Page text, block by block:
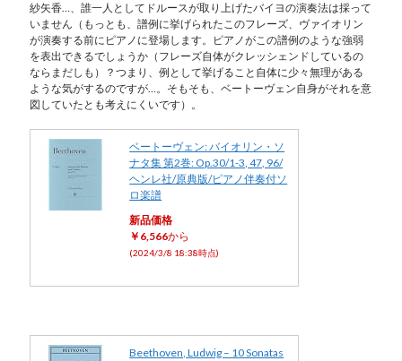
紗矢香…、誰一人としてドルースが取り上げたバイヨの演奏法は採って
いません（もっとも、譜例に挙げられたこのフレーズ、ヴァイオリン
が演奏する前にピアノに登場します。ピアノがこの譜例のような強弱
を表出できるでしょうか（フレーズ自体がクレッシェンドしているの
ならまだしも）？つまり、例として挙げること自体に少々無理がある
ような気がするのですが…。そもそも、ベートーヴェン自身がそれを意
図していたとも考えにくいです）。
ベートーヴェン: バイオリン・ソ
ナタ集 第2巻: Op.30/1-3, 47, 96/
ヘンレ社/原典版/ピアノ伴奏付ソ
ロ楽譜
新品価格
￥6,566から
(2024/3/8 18:38時点)
Beethoven, Ludwig – 10 Sonatas